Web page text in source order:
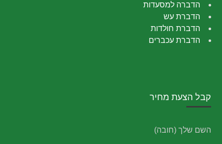
הדברה למסעדות
הדברת עש
הדברת חולדות
הדברת עכברים
קבל הצעת מחיר
השם שלך (חובה)